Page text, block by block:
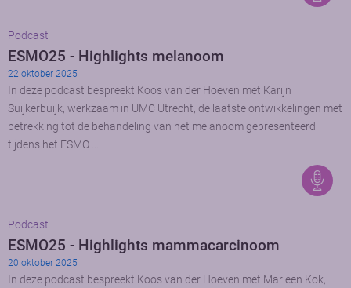
Podcast
ESMO25 - Highlights melanoom
22 oktober 2025
In deze podcast bespreekt Koos van der Hoeven met Karijn
Suijkerbuijk, werkzaam in UMC Utrecht, de laatste ontwikkelingen met
betrekking tot de behandeling van het melanoom gepresenteerd
tijdens het ESMO …
Podcast
ESMO25 - Highlights mammacarcinoom
20 oktober 2025
In deze podcast bespreekt Koos van der Hoeven met Marleen Kok,